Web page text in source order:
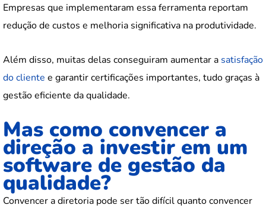
Empresas que implementaram essa ferramenta reportam
redução de custos e melhoria significativa na produtividade.
Além disso, muitas delas conseguiram aumentar a satisfação
do cliente e garantir certificações importantes, tudo graças à
gestão eficiente da qualidade.
Mas como convencer a
direção a investir em um
software de gestão da
qualidade?
Convencer a diretoria pode ser tão difícil quanto convencer